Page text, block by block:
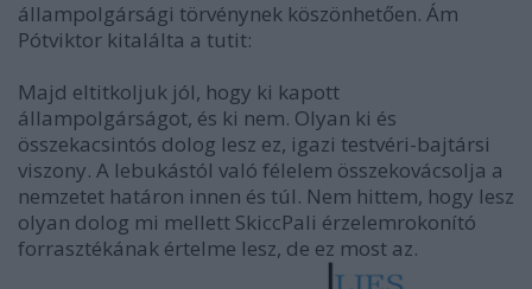
állampolgársági törvénynek köszönhetően. Ám
Pótviktor kitalálta a tutit:
Majd eltitkoljuk jól, hogy ki kapott
állampolgárságot, és ki nem. Olyan ki és
összekacsintós dolog lesz ez, igazi testvéri-bajtársi
viszony. A lebukástól való félelem összekovácsolja a
nemzetet határon innen és túl. Nem hittem, hogy lesz
olyan dolog mi mellett SkiccPali érzelemrokonító
forrasztékának értelme lesz, de ez most az.